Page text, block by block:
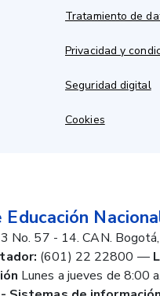
Tratamiento de
Privacidad y
Seguridad digital
Cookies
No. 57 - 14. CAN.
(601) 22 22800 —
Lunes a jueves de 8:00